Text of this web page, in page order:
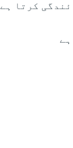
کرتا ہے